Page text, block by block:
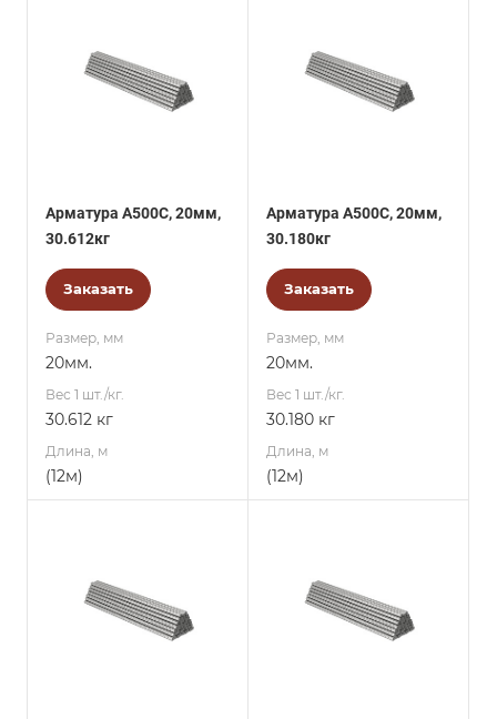
Арматура А500С, 20мм,
30.612кг
Заказать
Размер, мм
20мм.
Вес 1 шт./кг.
30.612 кг
Длина, м
(12м)
Арматура А500С, 20мм,
30.180кг
Заказать
Размер, мм
20мм.
Вес 1 шт./кг.
30.180 кг
Длина, м
(12м)